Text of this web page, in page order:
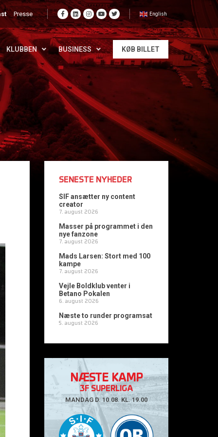
Presse English
KLUBBEN BUSINESS KØB BILLET
SENESTE NYHEDER
SIF ansætter ny content
creator
7. august 2026
Masser på programmet i den
nye fanzone
7. august 2026
Mads Larsen: Stort med 100
kampe
7. august 2026
Vejle Boldklub venter i
Betano Pokalen
6. august 2026
Næste to runder programsat
5. august 2026
NÆSTE KAMP
3F SUPERLIGA
MANDAG D. 10.08. KL. 19.00